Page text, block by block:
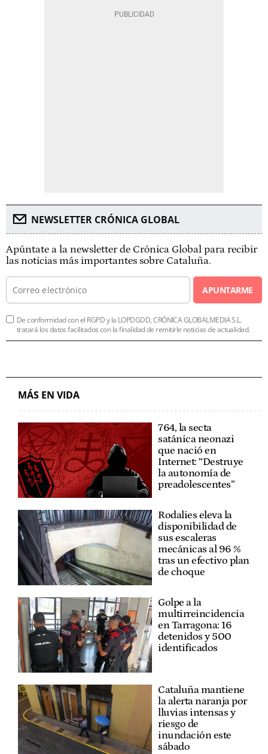
NEWSLETTER CRÓNICA GLOBAL
Apúntate a la newsletter de Crónica Global para recibir
las noticias más importantes sobre Cataluña.
APUNTARME
De conformidad con el RGPD y la LOPDGDD, CRÓNICA GLOBALMEDIA S.L.
tratará los datos facilitados con la finalidad de remitirle noticias de actualidad.
MÁS EN VIDA
764, la secta
satánica neonazi
que nació en
Internet: “Destruye
la autonomía de
preadolescentes”
Rodalies eleva la
disponibilidad de
sus escaleras
mecánicas al 96 %
tras un efectivo plan
de choque
Golpe a la
multirreincidencia
en Tarragona: 16
detenidos y 500
identificados
Cataluña mantiene
la alerta naranja por
lluvias intensas y
riesgo de
inundación este
sábado